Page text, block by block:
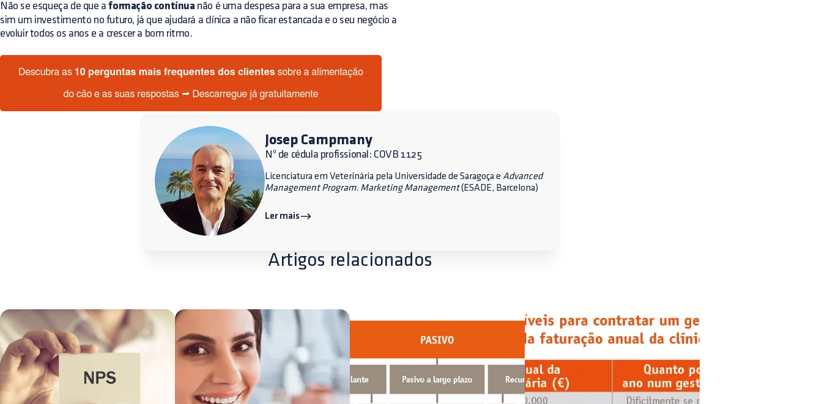
Não se esqueça de que aformação contínua não é uma despesa para a sua empresa, mas
sim um investimento no futuro, já que ajudará a clínica a não ficar estancada e o seu negócio a
evoluir todos os anos e a crescer a bom ritmo.
Josep Campmany
Nº de cédula profissional: COVB 1125
Licenciatura em Veterinária pela Universidade de Saragoça e Advanced
Management Program. Marketing Management(ESADE, Barcelona)
Ler mais
Artigos relacionados